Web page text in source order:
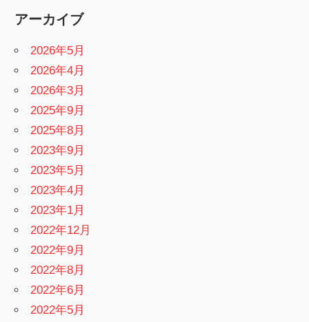
アーカイブ
2026年5月
2026年4月
2026年3月
2025年9月
2025年8月
2023年9月
2023年5月
2023年4月
2023年1月
2022年12月
2022年9月
2022年8月
2022年6月
2022年5月